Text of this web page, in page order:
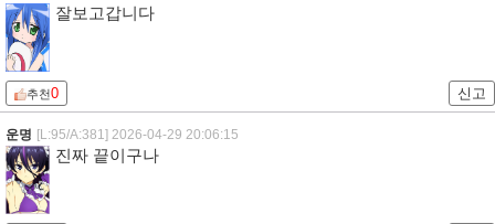
잘보고갑니다
추천0 신고
운명 [L:95/A:381] 2026-04-29 20:06:15
진짜 끝이구나